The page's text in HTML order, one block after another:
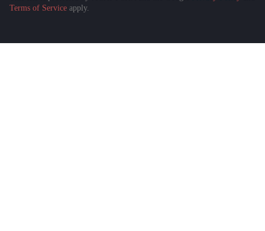
Terms of Service apply.
Подобрать спецтехнику
за 1 минуту